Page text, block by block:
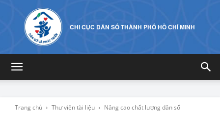
CHI CỤC DÂN SỐ THÀNH PHỐ HỒ CHÍ MINH
Trang chủ Thư viện tài liệu Nâng cao chất lượng dân số